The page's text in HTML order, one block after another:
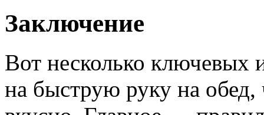
Заключение
Вот несколько ключевых
на быструю руку на